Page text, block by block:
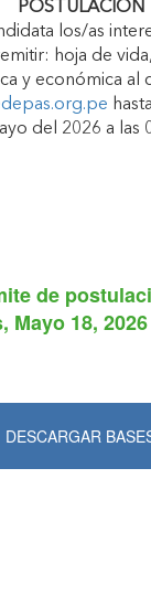
POSTULACIÓN
los/as
hoja de
y económica al
del 2026 a las
de
Mayo 18,
DESCARGAR